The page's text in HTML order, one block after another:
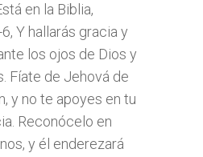
en la Biblia,
Y hallarás gracia y
los ojos de Dios y
Fíate de Jehová de
y no te apoyes en tu
Reconócelo en
y él enderezará